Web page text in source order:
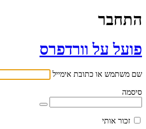
התחבר
פועל על וורדפרס
שם משתמש או כתובת אימייל
סיסמה
זכור אותי